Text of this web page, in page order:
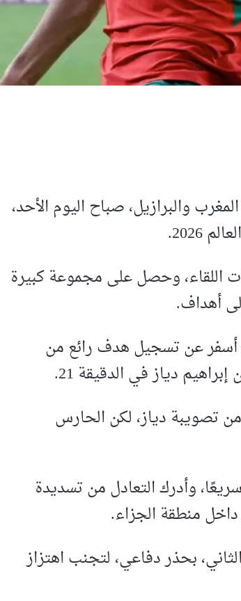
على موقعة المغرب والبرازيل، صباح اليوم الأحد،
اللقاء، وحصل على مجموعة كبيرة
أهداف.
أسفر عن تسجيل هدف رائع من
دياز في الدقيقة 21.
تصويبة دياز، لكن الحارس
وأدرك التعادل من تسديدة
بحذر دفاعي، لتجنب اهتزاز